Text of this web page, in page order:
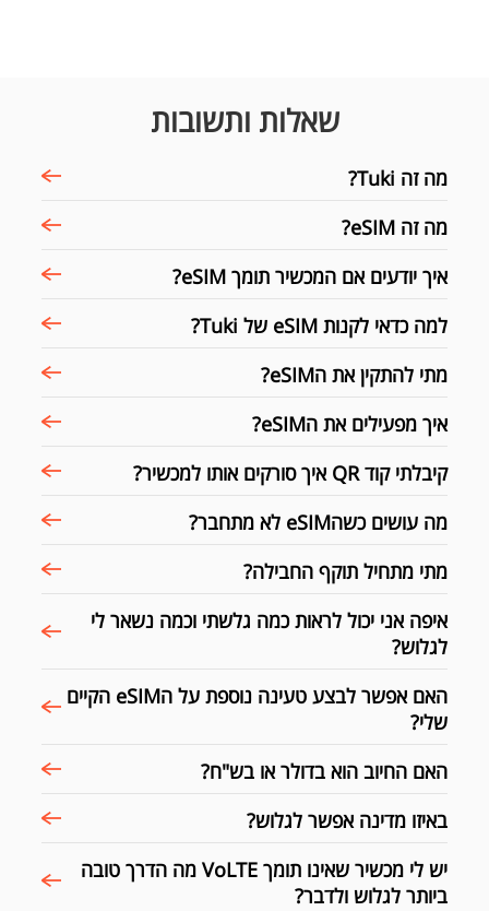
שאלות ותשובות
מה זה Tuki?
מה זה eSIM?
איך יודעים אם המכשיר תומך eSIM?
למה כדאי לקנות eSIM של Tuki?
מתי להתקין את הeSIM?
איך מפעילים את הeSIM?
קיבלתי קוד QR איך סורקים אותו למכשיר?
מה עושים כשהeSIM לא מתחבר?
מתי מתחיל תוקף החבילה?
איפה אני יכול לראות כמה גלשתי וכמה נשאר לי
לגלוש?
האם אפשר לבצע טעינה נוספת על הeSIM הקיים
שלי?
האם החיוב הוא בדולר או בש"ח?
באיזו מדינה אפשר לגלוש?
יש לי מכשיר שאינו תומך VoLTE מה הדרך טובה
ביותר לגלוש ולדבר?